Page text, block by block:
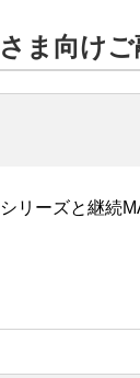
ま向け
リーズと継続